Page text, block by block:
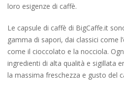
loro esigenze di caffè.
Le capsule di caffè di BigCaffe.it
gamma di sapori, dai classici come
come il cioccolato e la nocciola.
ingredienti di alta qualità e sigillata
la massima freschezza e gusto del